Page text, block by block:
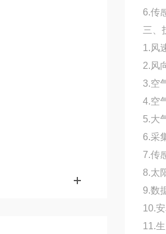
6.传
三、
1.风
2.风
3.空
4.空
5.大
6.采
7.传
8.太
9.数
10.
11.